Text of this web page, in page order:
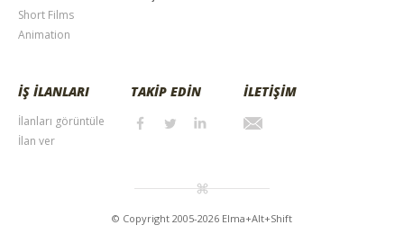
Short Films
Animation
İŞ İLANLARI
İlanları görüntüle
İlan ver
TAKİP EDİN İLETİŞİM
© Copyright 2005-2026 Elma+Alt+Shift